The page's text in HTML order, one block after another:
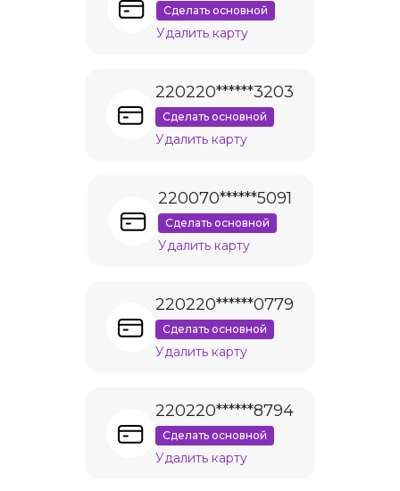
Сделать основной
Удалить карту
220220******3203
Сделать основной
Удалить карту
220070******5091
Сделать основной
Удалить карту
220220******0779
Сделать основной
Удалить карту
220220******8794
Сделать основной
Удалить карту